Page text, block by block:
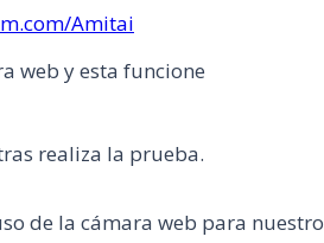
Amitai
web y esta funcione
realiza la prueba.
de la cámara web para nuestro